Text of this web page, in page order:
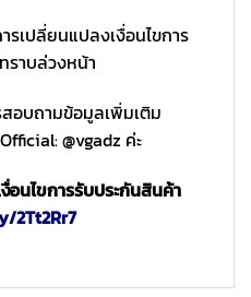
เปลี่ยนแปลงเงื่อนไขการ
ราบล่วงหน้า
อบถามข้อมูลเพิ่มเติม
@vgadz ค่ะ
อนไขการรับประกันสินค้า
2Tt2Rr7